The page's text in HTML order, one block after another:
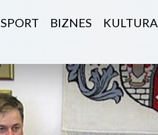
SPORT BIZNES KULTURA